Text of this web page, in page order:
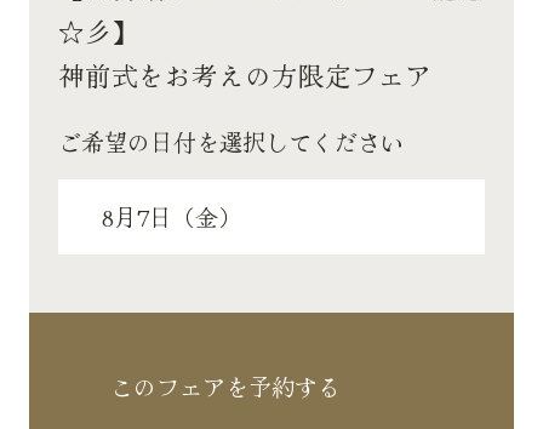
☆彡】
神前式をお考えの方限定フェア
ご希望の日付を選択してください
このフェアを予約する